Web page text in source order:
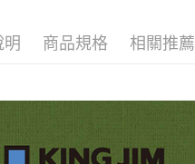
明 商品規格 相關推薦